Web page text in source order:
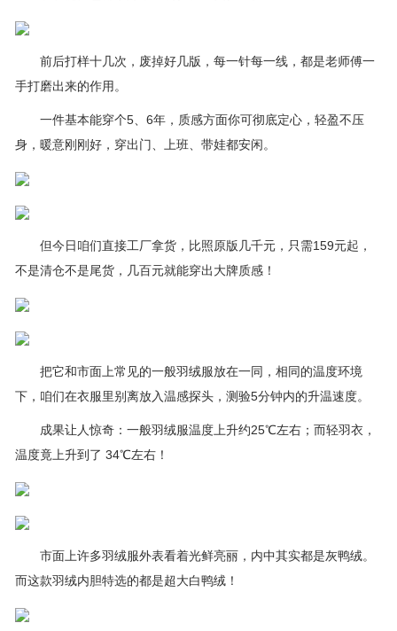
前后打样十几次，废掉好几版，每一针每一线，都是老师傅一
手打磨出来的作用。
一件基本能穿个5、6年，质感方面你可彻底定心，轻盈不压
身，暖意刚刚好，穿出门、上班、带娃都安闲。
但今日咱们直接工厂拿货，比照原版几千元，只需159元起，
不是清仓不是尾货，几百元就能穿出大牌质感！
把它和市面上常见的一般羽绒服放在一同，相同的温度环境
下，咱们在衣服里别离放入温感探头，测验5分钟内的升温速度。
成果让人惊奇：一般羽绒服温度上升约25℃左右；而轻羽衣，
温度竟上升到了 34℃左右！
市面上许多羽绒服外表看着光鲜亮丽，内中其实都是灰鸭绒。
而这款羽绒内胆特选的都是超大白鸭绒！